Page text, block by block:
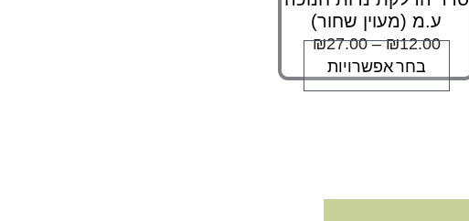
ע.מ (מעוין שחור)
₪12.00
–
₪27.00
בחר אפשרויות